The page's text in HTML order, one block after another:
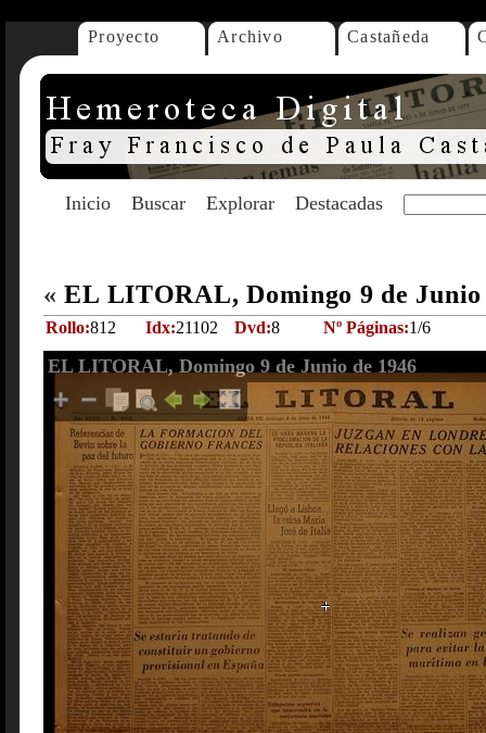
Proyecto Archivo Castañeda
Inicio Buscar Explorar Destacadas
« EL LITORAL, Domingo 9 de
Rollo:812 Idx:21102 Dvd:8 Nº Páginas:1/6
EL LITORAL, Domingo 9 de Junio de 1946